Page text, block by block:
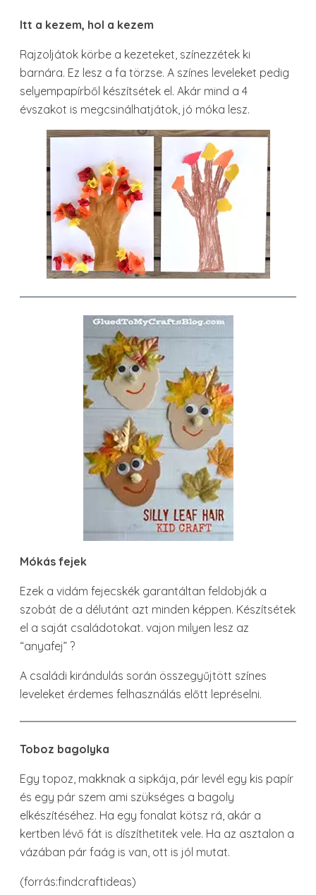
Itt a kezem, hol a kezem
Rajzoljátok körbe a kezeteket, színezzétek ki
barnára. Ez lesz a fa törzse. A színes leveleket pedig
selyempapírből készítsétek el. Akár mind a 4
évszakot is megcsinálhatjátok, jó móka lesz.
Mókás fejek
Ezek a vidám fejecskék garantáltan feldobják a
szobát de a délutánt azt minden képpen. Készítsétek
el a saját családotokat. vajon milyen lesz az
“anyafej” ?
A családi kirándulás során összegyűjtött színes
leveleket érdemes felhasználás előtt lepréselni.
Toboz bagolyka
Egy topoz, makknak a sipkája, pár levél egy kis papír
és egy pár szem ami szükséges a bagoly
elkészítéséhez. Ha egy fonalat kötsz rá, akár a
kertben lévő fát is díszíthetitek vele. Ha az asztalon a
vázában pár faág is van, ott is jól mutat.
(forrás:findcraftideas)